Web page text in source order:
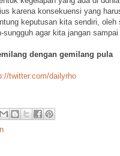
karena konsekuensi yang
keputusan kita sendiri,
sungguh agar kita jangan
dengan gemilang pula
twitter.com/dailyrho